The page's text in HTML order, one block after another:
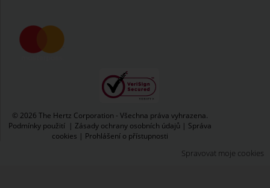
© 2026 The Hertz Corporation - Všechna práva vyhrazena.
Podmínky použití | Zásady ochrany osobních údajů | Správa
cookies | Prohlášení o přístupnosti
Spravovat moje cookies